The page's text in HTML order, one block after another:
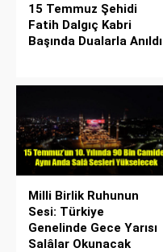
15 Temmuz Şehidi
Fatih Dalgıç Kabri
Başında Dualarla Anıldı
Milli Birlik Ruhunun
Sesi: Türkiye
Genelinde Gece Yarısı
Salâlar Okunacak